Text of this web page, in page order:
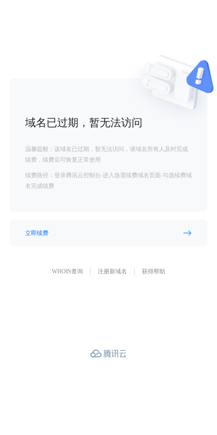
域名已过期，暂无法访问
温馨提醒：该域名已过期，暂无法访问，请域名所有人及时完成
续费，续费后可恢复正常使用
续费路径：登录腾讯云控制台-进入急需续费域名页面-勾选续费域
名完成续费
立即续费
WHOIS查询 注册新域名 获得帮助